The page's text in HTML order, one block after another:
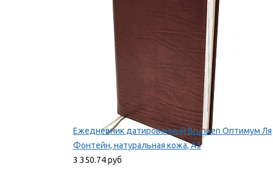
Ежедневник датированный Brunnen Оптимум Ля
Фонтейн, натуральная кожа, А5
3 350.74 руб